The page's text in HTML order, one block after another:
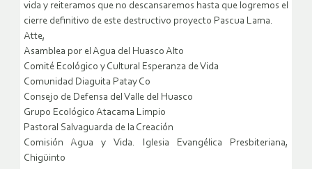
vida y reiteramos que no descansaremos hasta que logremos el
cierre definitivo de este destructivo proyecto Pascua Lama.
Atte,
Asamblea por el Agua del Huasco Alto
Comité Ecológico y Cultural Esperanza de Vida
Comunidad Diaguita Patay Co
Consejo de Defensa del Valle del Huasco
Grupo Ecológico Atacama Limpio
Pastoral Salvaguarda de la Creación
Comisión Agua y Vida. Iglesia Evangélica Presbiteriana,
Chigüinto